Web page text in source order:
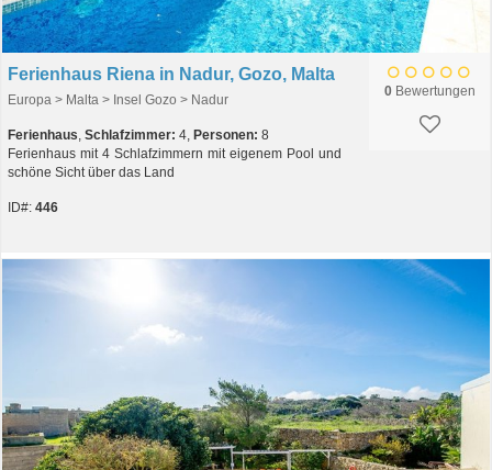
Ferienhaus Riena in Nadur, Gozo, Malta
Europa > Malta > Insel Gozo > Nadur
Ferienhaus, Schlafzimmer: 4, Personen: 8
Ferienhaus mit 4 Schlafzimmern mit eigenem Pool und
schöne Sicht über das Land
ID#: 446
0Bewertungen